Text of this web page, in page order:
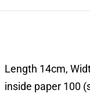
Length 14cm,
inside paper 100